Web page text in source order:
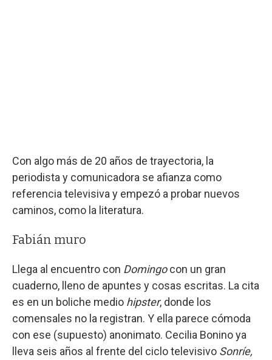
Con algo más de 20 años de trayectoria, la
periodista y comunicadora se afianza como
referencia televisiva y empezó a probar nuevos
caminos, como la literatura.
Fabián muro
Llega al encuentro con Domingocon un gran
cuaderno, lleno de apuntes y cosas escritas. La cita
es en un boliche medio hipster, donde los
comensales no la registran. Y ella parece cómoda
con ese (supuesto) anonimato. Cecilia Bonino ya
lleva seis años al frente del ciclo televisivo Sonríe,